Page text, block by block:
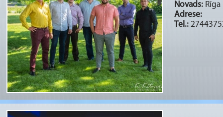
Novads:
Adrese:
Tel.: